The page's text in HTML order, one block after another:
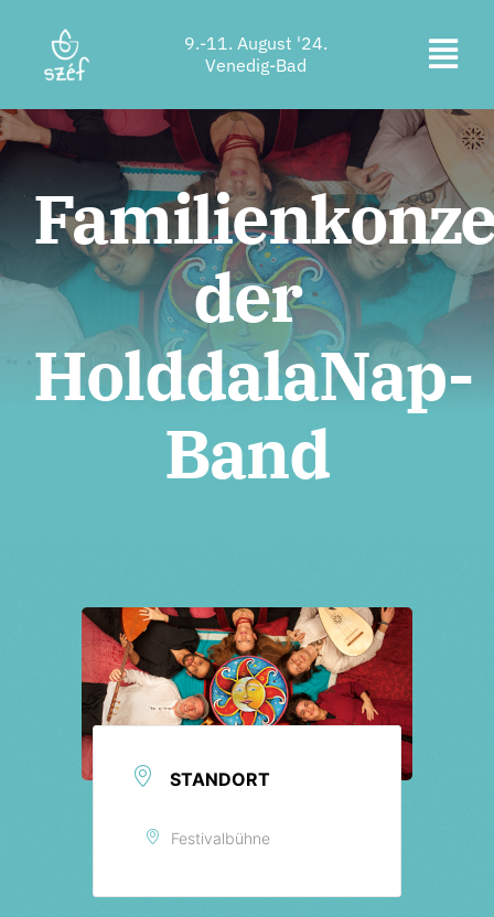
Inhalt
springen
Ticketkauf
Programm
Unterkunft
Über uns
Kontakt
Standort
Unterstützer
9.-11. August '24.
Venedig-Bad
der
HolddalaNap-
Band
STANDORT
Festivalbühne